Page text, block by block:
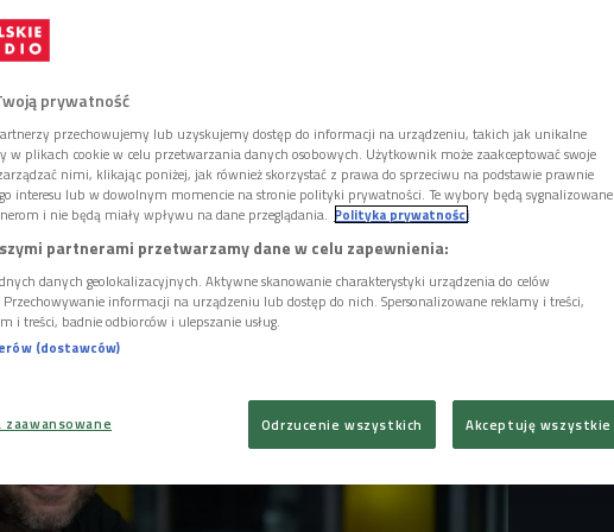
sezon festiwalowy rozpoczyna się w
Właśnie tam gwiazdy muzyki i wysokich
łączą siły. - Na tym festiwalu chodzi
dobrą zabawę. Muzyka jest ważna, ale
- mówi Igor Fleiszer, opowiada o
zobaczymy na SnowFeście i zdradza, że
dwa festiwalowe ogłoszenia. Czwórka
prywatność
przechowujemy lub uzyskujemy dostęp do informacji na urządzeniu, takich jak unikalne
w plikach cookie w celu przetwarzania danych osobowych. Użytkownik może zaakceptować swoje
nimi, klikając poniżej, jak również skorzystać z prawa do sprzeciwu na podstawie prawnie
interesu lub w dowolnym momencie na stronie polityki prywatności. Te wybory będą sygnalizowane
i nie będą miały wpływu na dane przeglądania. Polityka prywatności
partnerami przetwarzamy dane w celu zapewnienia:
danych geolokalizacyjnych. Aktywne skanowanie charakterystyki urządzenia do celów
informacji na urządzeniu lub dostęp do nich. Spersonalizowane reklamy i treści,
i treści, badnie odbiorców i ulepszanie usług.
(dostawców)
Odrzucenie wszystkich Akceptuję wszystkie